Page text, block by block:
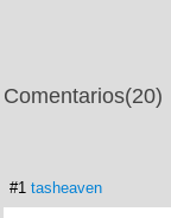
Comentarios(20)
#1 tasheaven